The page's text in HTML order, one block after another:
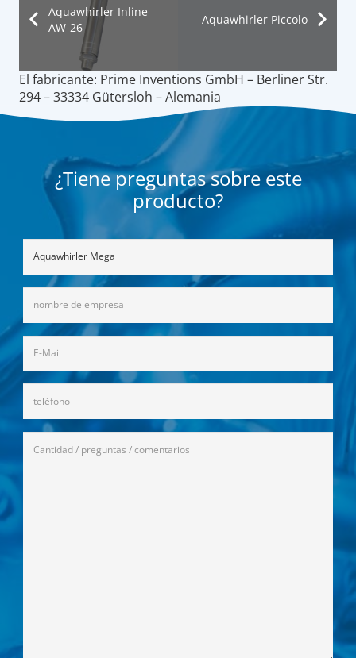
Aquawhirler Inline
AW-26
Aquawhirler Piccolo
El fabricante: Prime Inventions GmbH – Berliner Str.
294 – 33334 Gütersloh – Alemania
¿Tiene preguntas sobre este
producto?
Titel
Name
(Obligatorio)
Mail
(Obligatorio)
(Obligatorio)